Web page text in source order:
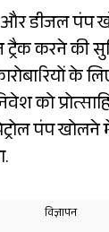
और डीजल
करने की
के
को
पंप